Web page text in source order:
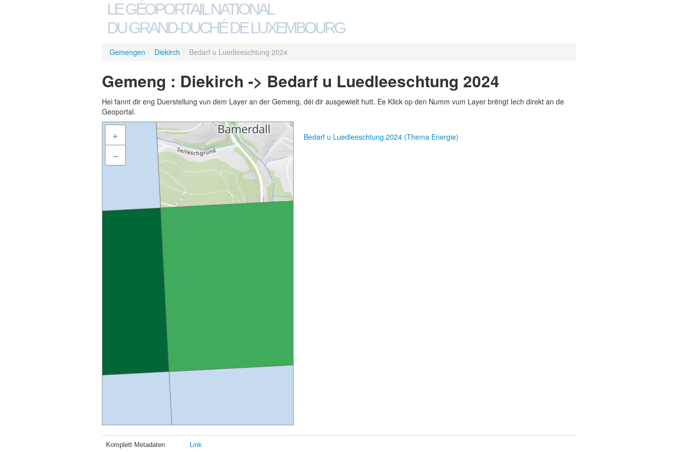
LE GÉOPORTAIL NATIONAL
DU GRAND-DUCHÉ DE LUXEMBOURG
Gemengen / Diekirch / Bedarf u Luedleeschtung 2024
Gemeng : Diekirch -> Bedarf u Luedleeschtung 2024
Hei fannt dir eng Duerstellung vun dem Layer an der Gemeng, déi dir ausgewielt hutt. Ee Klick op den Numm vum Layer brëngt Iech direkt an de
Geoportal.
+
–
Bedarf u Luedleeschtung 2024 (Thema Energie)
Komplett Metadaten Link